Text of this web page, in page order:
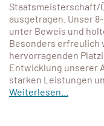
Staatsmeisterschaft/
ausgetragen. Unser
unter Beweis und
Besonders erfreulich
hervorragenden
Entwicklung unserer
starken Leistungen
Weiterlesen...